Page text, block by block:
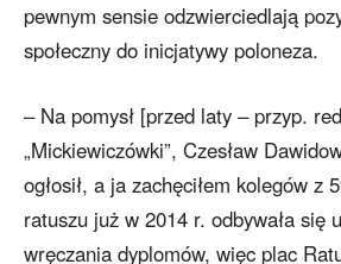
pewnym sensie odzwierciedlają
społeczny do inicjatywy poloneza.
– Na pomysł [przed laty – przyp.
„Mickiewiczówki”, Czesław
ogłosił, a ja zachęciłem kolegów z
ratuszu już w 2014 r. odbywała się
wręczania dyplomów, więc plac